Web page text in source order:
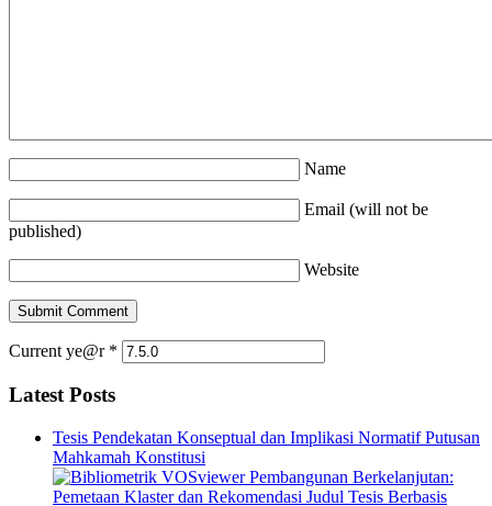
Name
Email (will not be
published)
Website
Current ye@r *
Latest Posts
Tesis Pendekatan Konseptual dan Implikasi Normatif Putusan
Mahkamah Konstitusi